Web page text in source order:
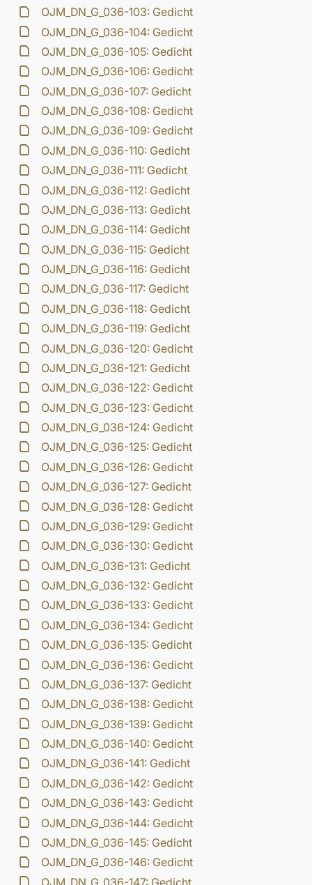
OJM_DN_G_036-103: Gedicht
OJM_DN_G_036-104: Gedicht
OJM_DN_G_036-105: Gedicht
OJM_DN_G_036-106: Gedicht
OJM_DN_G_036-107: Gedicht
OJM_DN_G_036-108: Gedicht
OJM_DN_G_036-109: Gedicht
OJM_DN_G_036-110: Gedicht
OJM_DN_G_036-111: Gedicht
OJM_DN_G_036-112: Gedicht
OJM_DN_G_036-113: Gedicht
OJM_DN_G_036-114: Gedicht
OJM_DN_G_036-115: Gedicht
OJM_DN_G_036-116: Gedicht
OJM_DN_G_036-117: Gedicht
OJM_DN_G_036-118: Gedicht
OJM_DN_G_036-119: Gedicht
OJM_DN_G_036-120: Gedicht
OJM_DN_G_036-121: Gedicht
OJM_DN_G_036-122: Gedicht
OJM_DN_G_036-123: Gedicht
OJM_DN_G_036-124: Gedicht
OJM_DN_G_036-125: Gedicht
OJM_DN_G_036-126: Gedicht
OJM_DN_G_036-127: Gedicht
OJM_DN_G_036-128: Gedicht
OJM_DN_G_036-129: Gedicht
OJM_DN_G_036-130: Gedicht
OJM_DN_G_036-131: Gedicht
OJM_DN_G_036-132: Gedicht
OJM_DN_G_036-133: Gedicht
OJM_DN_G_036-134: Gedicht
OJM_DN_G_036-135: Gedicht
OJM_DN_G_036-136: Gedicht
OJM_DN_G_036-137: Gedicht
OJM_DN_G_036-138: Gedicht
OJM_DN_G_036-139: Gedicht
OJM_DN_G_036-140: Gedicht
OJM_DN_G_036-141: Gedicht
OJM_DN_G_036-142: Gedicht
OJM_DN_G_036-143: Gedicht
OJM_DN_G_036-144: Gedicht
OJM_DN_G_036-145: Gedicht
OJM_DN_G_036-146: Gedicht
OJM_DN_G_036-147: Gedicht